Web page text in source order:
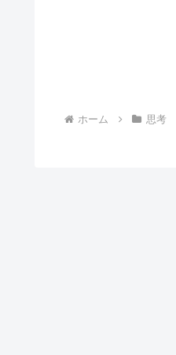
ホーム 思考